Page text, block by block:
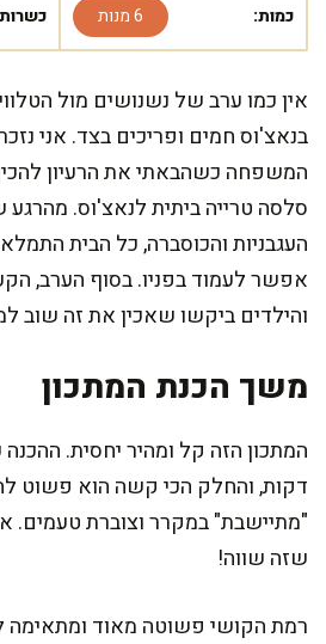
כמות: 6 מנות
אין כמו ערב של נשנושים מול
בנאצ'וס חמים ופריכים בצד. אני
המשפחה כשהבאתי את הרעיון
סלסה טרייה ביתית לנאצ'וס.
העגבניות והכוסברה, כל הבית
אפשר לעמוד בפניו. בסוף הערב,
והילדים ביקשו שאכין את זה שוב
משך הכנת המתכון
דקות, והחלק הכי קשה הוא פשוט
"מתיישבת" במקרר וצוברת טעמים.
שזה שווה!
רמת הקושי פשוטה מאוד